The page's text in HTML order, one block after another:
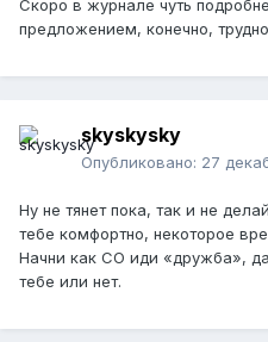
Скоро в журнале чуть
предложением, конечно,
skyskysky
Опубликовано: 27
Ну не тянет пока, так и не
тебе комфортно, некоторое
Начни как СО иди «дружба»,
тебе или нет.